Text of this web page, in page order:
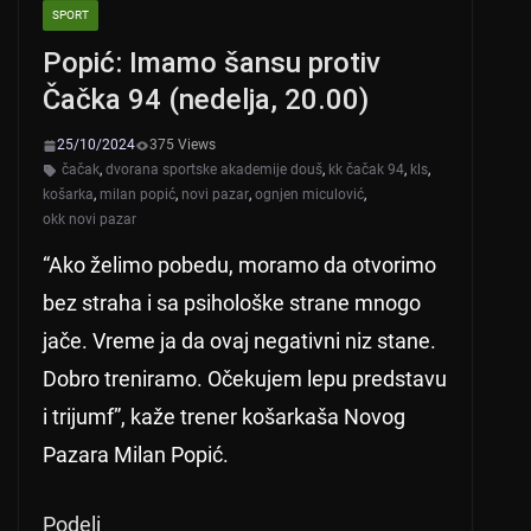
SPORT
Popić: Imamo šansu protiv
Čačka 94 (nedelja, 20.00)
25/10/2024
375 Views
čačak, dvorana sportske akademije douš, kk čačak 94, kls,
košarka, milan popić, novi pazar, ognjen miculović,
okk novi pazar
“Ako želimo pobedu, moramo da otvorimo
bez straha i sa psihološke strane mnogo
jače. Vreme ja da ovaj negativni niz stane.
Dobro treniramo. Očekujem lepu predstavu
i trijumf”, kaže trener košarkaša Novog
Pazara Milan Popić.
Podeli